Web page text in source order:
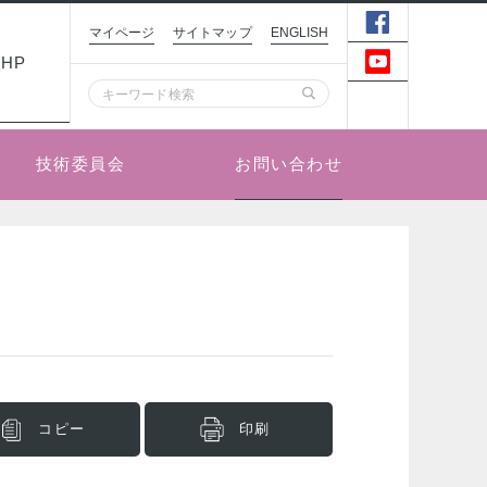
マイページ サイトマップ ENGLISH
技術委員会 お問い合わせ
コピー 印刷